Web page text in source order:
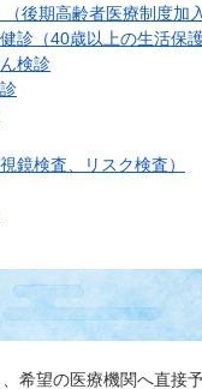
後期高齢者医療制度加
診（40歳以上の生活保
検診
鏡検査、リスク検査）
希望の医療機関へ直接